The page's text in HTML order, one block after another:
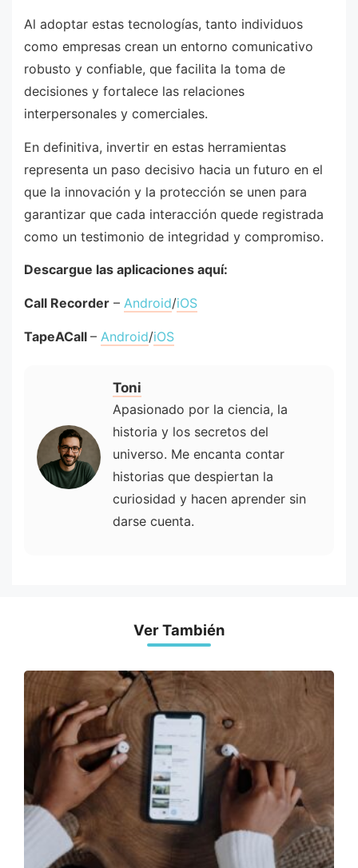
Al adoptar estas tecnologías, tanto individuos
como empresas crean un entorno comunicativo
robusto y confiable, que facilita la toma de
decisiones y fortalece las relaciones
interpersonales y comerciales.
En definitiva, invertir en estas herramientas
representa un paso decisivo hacia un futuro en el
que la innovación y la protección se unen para
garantizar que cada interacción quede registrada
como un testimonio de integridad y compromiso.
Descargue las aplicaciones aquí:
Call Recorder – Android/iOS
TapeACall – Android/iOS
Toni
Apasionado por la ciencia, la
historia y los secretos del
universo. Me encanta contar
historias que despiertan la
curiosidad y hacen aprender sin
darse cuenta.
Ver También